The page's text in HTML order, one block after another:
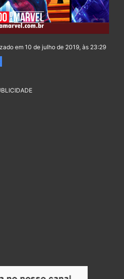
em 10 de julho de 2019, às 23:29